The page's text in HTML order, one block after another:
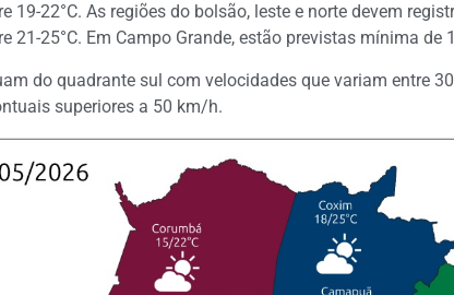
19-22°C. As regiões do bolsão, leste e norte devem
21-25°C. Em Campo Grande, estão previstas mínima de
do quadrante sul com velocidades que variam entre
superiores a 50 km/h.